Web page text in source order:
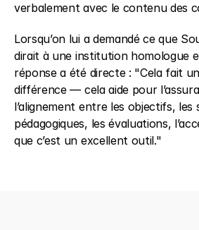
verbalement avec le contenu des
Lorsqu’on lui a demandé ce que
dirait à une institution homologue
réponse a été directe : "Cela fait
différence — cela aide pour
l’alignement entre les objectifs, les
pédagogiques, les évaluations,
que c’est un excellent outil."